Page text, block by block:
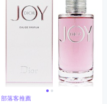
部落客推薦